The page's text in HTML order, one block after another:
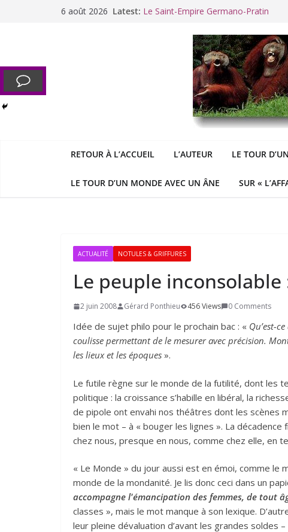
6 août 2026 Latest: Le Saint-Empire Germano-Pratin
George : « Le meilleur des
Le patriarcat », bouc émissaire des
Cannes. La Palme d’Or des
RETOUR À L’ACCUEIL L’AUTEUR LE TOUR
LE TOUR D’UN MONDE AVEC UN ÂNE SUR «
ACTUALITÉ NOTULES & GRIFFURES
Le peuple inconsolable
2 juin 2008 Gérard Ponthieu 456 Views 0 Comments
Idée de sujet philo pour le prochain bac : « Qu’est-
coulisse permettant de le mesurer avec précision.
les lieux et les époques ».
Le futile règne sur le monde de la futilité, dont les
politique : la croissance s’habille en libéral, la
de pipole ont envahi nos théâtres dont les scènes
bien le mot – à « bouger les lignes ». La
chez nous, presque en nous, comme chez elle, en
« Le Monde » du jour aussi est en émoi, comme
monde de la mondanité. Je lis donc ceci dans un
accompagne l'émancipation des femmes, de tout
classes », mais le mot manque à son lexique.
leur pleine dévaluation d’avant les grandes soldes